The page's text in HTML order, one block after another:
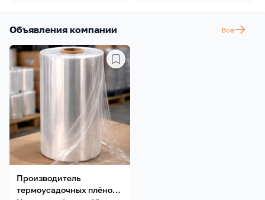
Объявления компании Все
Производитель
термоусадочных плёнок